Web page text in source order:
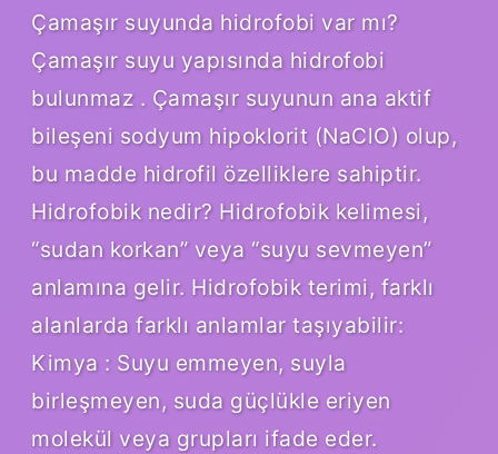
Çamaşır suyunda hidrofobi var mı?
Çamaşır suyu yapısında hidrofobi
bulunmaz . Çamaşır suyunun ana aktif
bileşeni sodyum hipoklorit (NaClO) olup,
bu madde hidrofil özelliklere sahiptir.
Hidrofobik nedir? Hidrofobik kelimesi,
“sudan korkan” veya “suyu sevmeyen”
anlamına gelir. Hidrofobik terimi, farklı
alanlarda farklı anlamlar taşıyabilir:
Kimya : Suyu emmeyen, suyla
birleşmeyen, suda güçlükle eriyen
molekül veya grupları ifade eder.